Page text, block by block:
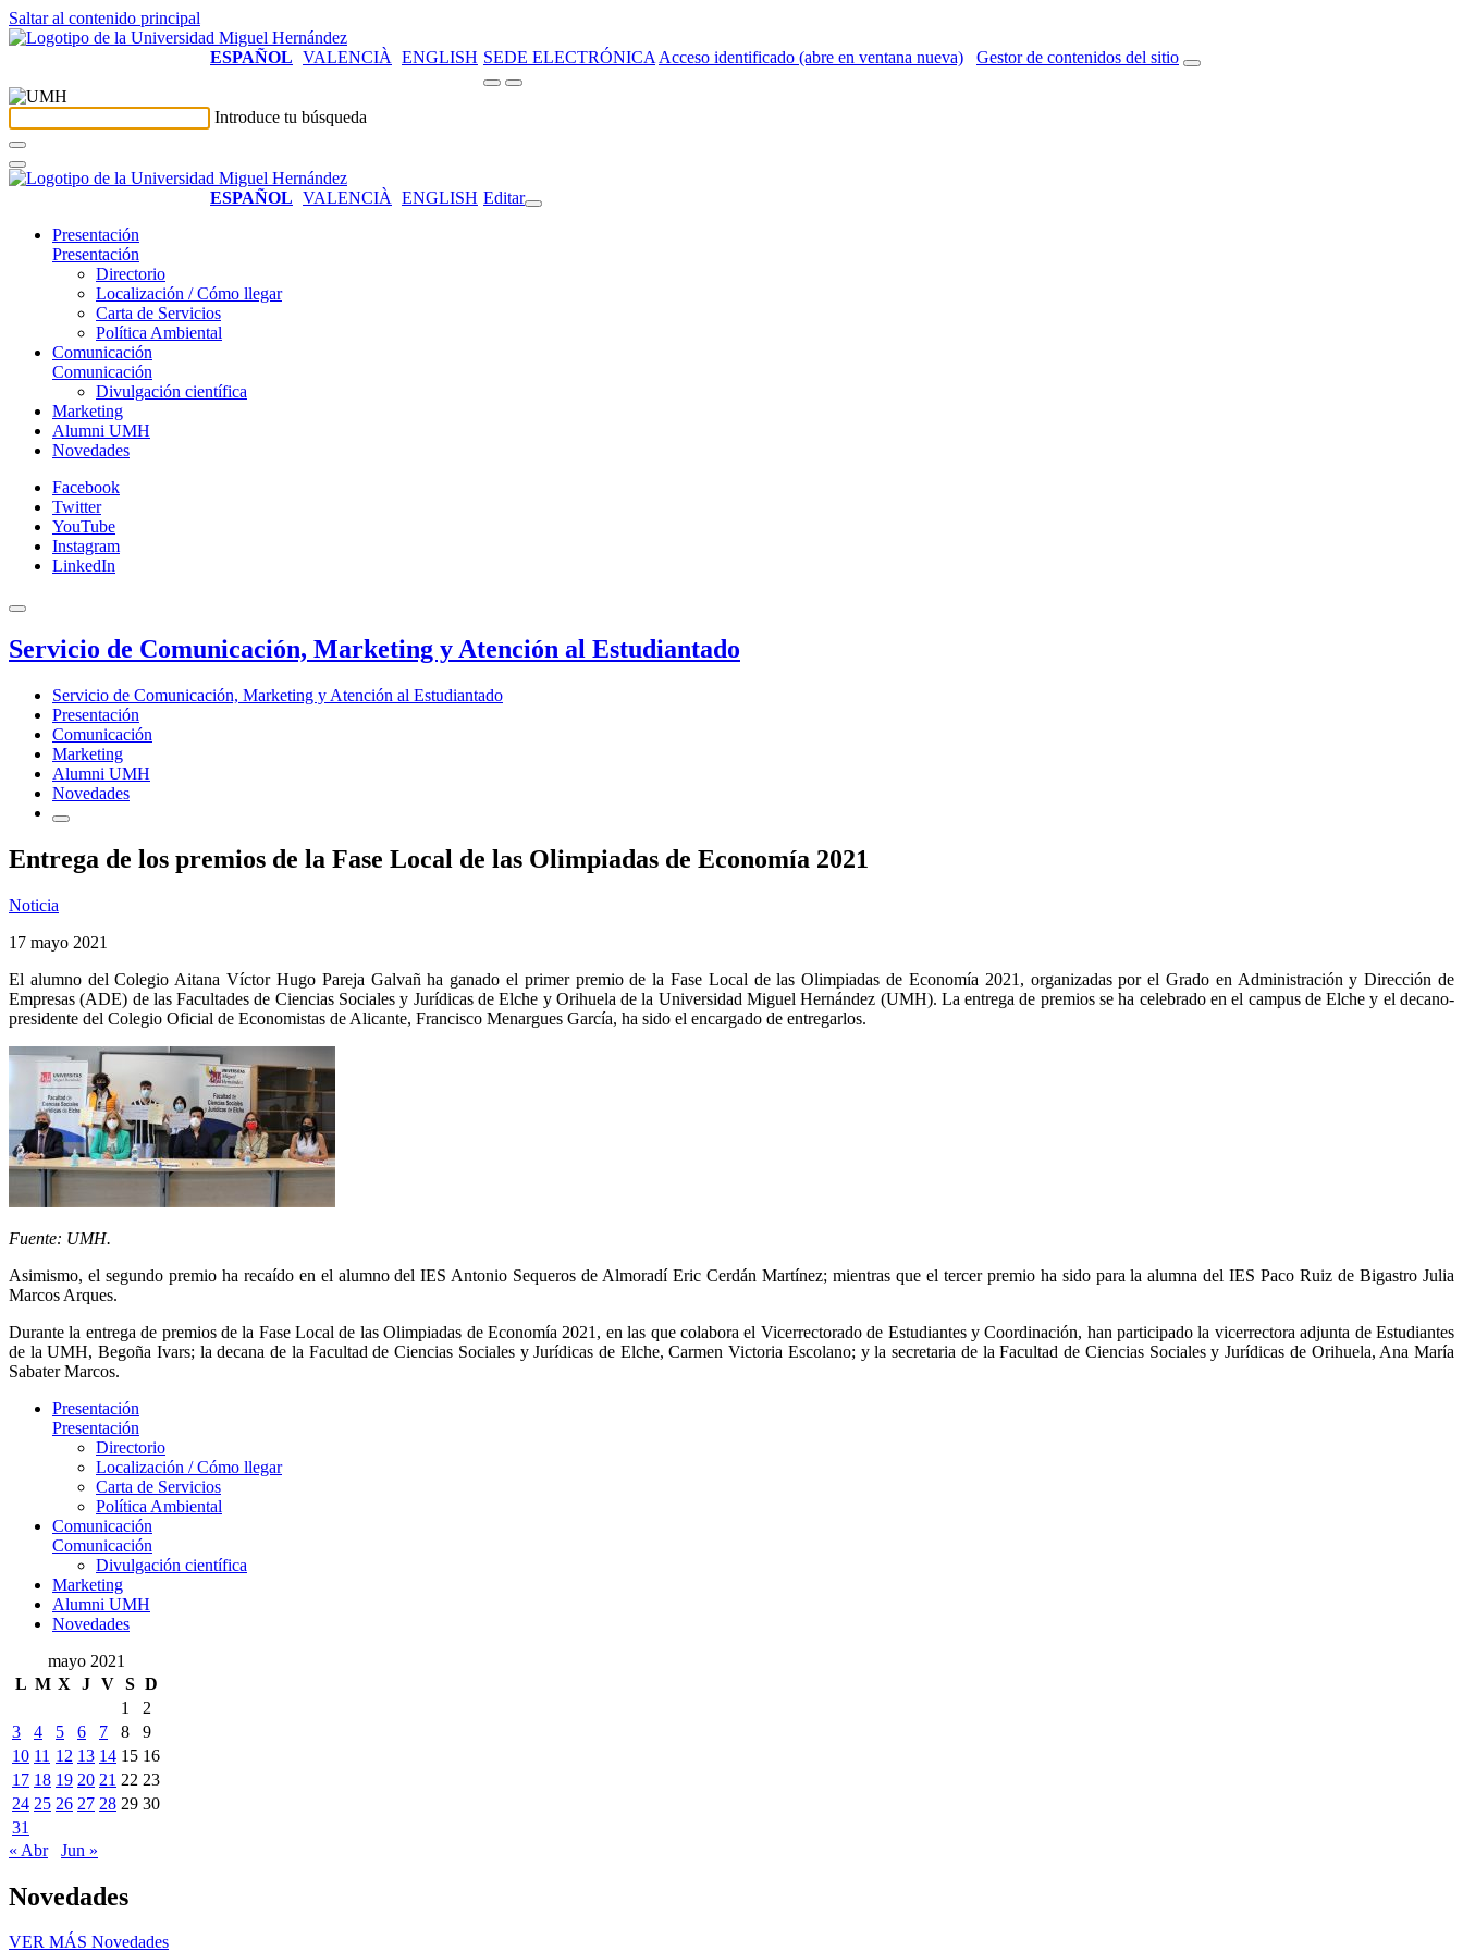
Saltar al contenido principal
ESPAÑOL VALENCIÀ ENGLISH SEDE ELECTRÓNICA Acceso identificado (abre en ventana nueva) Gestor de contenidos del sitio
Introduce tu búsqueda
ESPAÑOL VALENCIÀ ENGLISH Editar
Presentación
Presentación
Directorio
Localización / Cómo llegar
Carta de Servicios
Política Ambiental
Comunicación
Comunicación
Divulgación científica
Marketing
Alumni UMH
Novedades
Facebook
Twitter
YouTube
Instagram
LinkedIn
Servicio de Comunicación, Marketing y Atención al Estudiantado
Servicio de Comunicación, Marketing y Atención al Estudiantado
Presentación
Comunicación
Marketing
Alumni UMH
Novedades
Entrega de los premios de la Fase Local de las Olimpiadas de Economía 2021
Noticia
17 mayo 2021
El alumno del Colegio Aitana Víctor Hugo Pareja Galvañ ha ganado el primer premio de la Fase Local de las Olimpiadas de Economía 2021, organizadas por el Grado en Administración y Dirección de
Empresas (ADE) de las Facultades de Ciencias Sociales y Jurídicas de Elche y Orihuela de la Universidad Miguel Hernández (UMH). La entrega de premios se ha celebrado en el campus de Elche y el decano-
presidente del Colegio Oficial de Economistas de Alicante, Francisco Menargues García, ha sido el encargado de entregarlos.
Fuente: UMH.
Asimismo, el segundo premio ha recaído en el alumno del IES Antonio Sequeros de Almoradí Eric Cerdán Martínez; mientras que el tercer premio ha sido para la alumna del IES Paco Ruiz de Bigastro Julia
Marcos Arques.
Durante la entrega de premios de la Fase Local de las Olimpiadas de Economía 2021, en las que colabora el Vicerrectorado de Estudiantes y Coordinación, han participado la vicerrectora adjunta de Estudiantes
de la UMH, Begoña Ivars; la decana de la Facultad de Ciencias Sociales y Jurídicas de Elche, Carmen Victoria Escolano; y la secretaria de la Facultad de Ciencias Sociales y Jurídicas de Orihuela, Ana María
Sabater Marcos.
Presentación
Presentación
Directorio
Localización / Cómo llegar
Carta de Servicios
Política Ambiental
Comunicación
Comunicación
Divulgación científica
Marketing
Alumni UMH
Novedades
mayo 2021
L M X J V S D
1
2
3
4 5 6 7 8
9
10 11 12 13 14 15 16
17 18 19 20 21 22 23
24 25 26 27 28 29 30
31
« Abr
Jun »
Novedades
VER MÁS Novedades